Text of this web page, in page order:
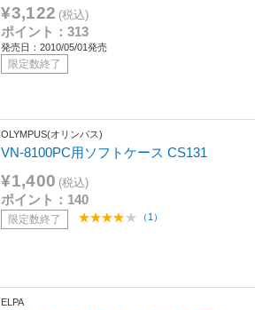
¥3,122 (税込)
ポイント：313
発売日：2010/05/01発売
限定数終了
OLYMPUS(オリンパス)
VN-8100PC用ソフトケース CS131
¥1,400 (税込)
ポイント：140
限定数終了 （1）
ELPA